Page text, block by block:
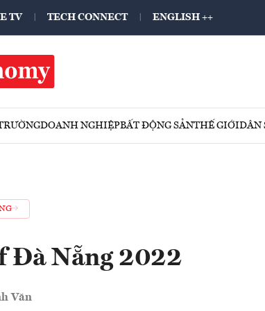
TV TECH CONNECT ENGLISH ++
DOANH NGHIỆPBẤT ĐỘNG SẢNTHẾ GIỚIDÂN
Đà Nẵng 2022
Văn